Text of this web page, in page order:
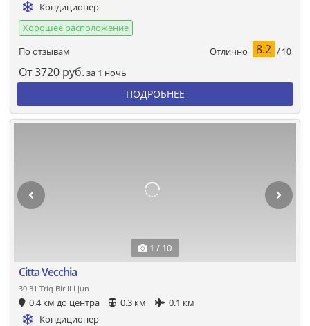
Кондиционер
Хорошее расположение
По отзывам
Отлично 8.2 / 10
От3720 руб. за 1 ночь
ПОДРОБНЕЕ
1 / 10
Citta Vecchia
30 31 Triq Bir Il Ljun
0.4 км до центра 0.3 км
0.1 км
Кондиционер